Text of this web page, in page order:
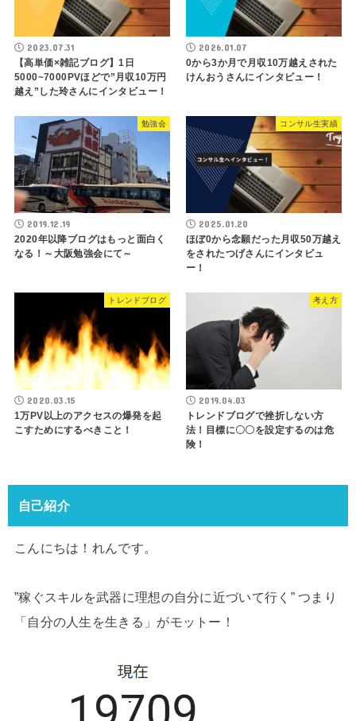
2023.07.31
【高単価×雑記ブログ】1日
5000~7000PVほどで”月収10万円
越え”した玲さんにインタビュー！
2026.01.07
0から3か月で月収10万越えされた
けんおうさんにインタビュー！
勉強会
2019.12.19
2020年以降ブログはもっと面白く
なる！～大阪勉強会にて～
コンサル生実績
2025.01.20
ほぼ0から念願だった月収50万越え
をされたつげさんにインタビュ
ー！
トレンドブログ
2020.03.15
1万PV以上のアクセスの爆発を起
こすためにするべきこと！
考え方
2019.04.03
トレンドブログで挫折しない方
法！目標に〇〇を設定するのは危
険！
自己紹介
こんにちは！れんです。
”稼ぐスキルを武器に理想の自分に近づいて行く” つまり
「自分の人生を生きる」がモットー！